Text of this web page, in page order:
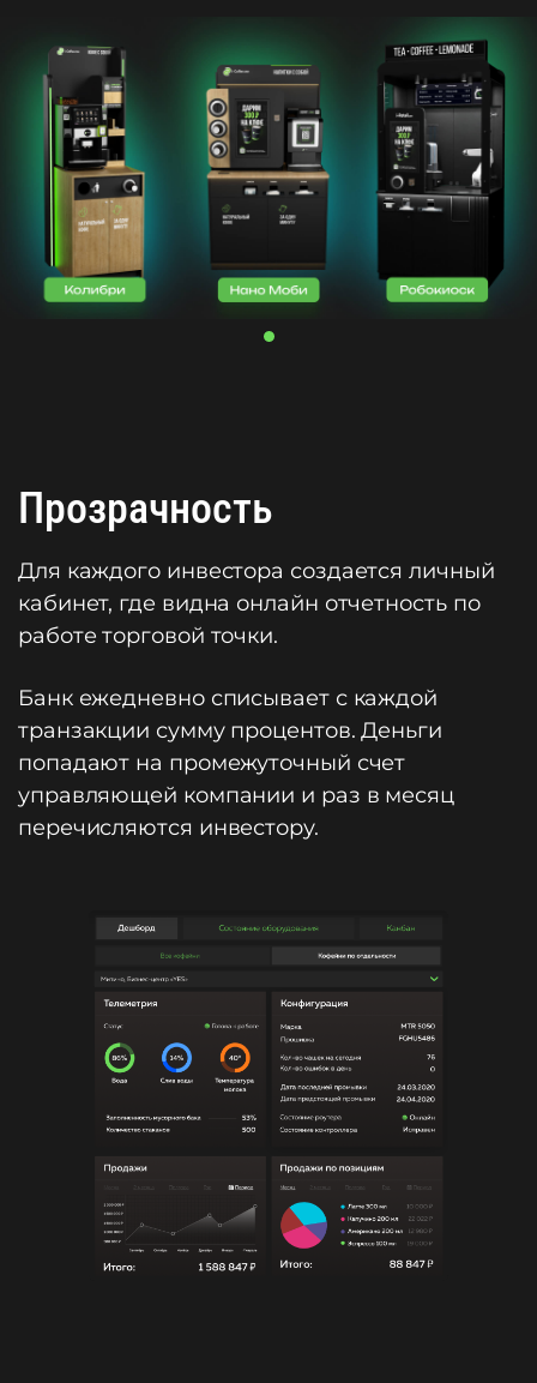
Прозрачность
Для каждого инвестора создается личный
кабинет, где видна онлайн отчетность по
работе торговой точки.
Банк ежедневно списывает с каждой
транзакции сумму процентов. Деньги
попадают на промежуточный счет
управляющей компании и раз в месяц
перечисляются инвестору.